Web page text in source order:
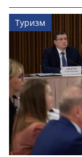
Туризм